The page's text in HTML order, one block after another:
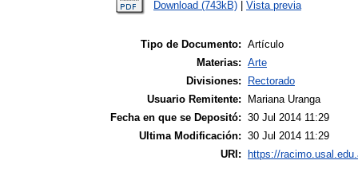
Download (743kB)
Vista previa
Tipo de Documento: Artículo
Materias: Arte
Divisiones:
Rectorado
Usuario Remitente:
Mariana Uranga
Fecha en que se Depositó: 30 Jul 2014 11:29
Ultima Modificación: 30 Jul 2014 11:29
URI:
https://